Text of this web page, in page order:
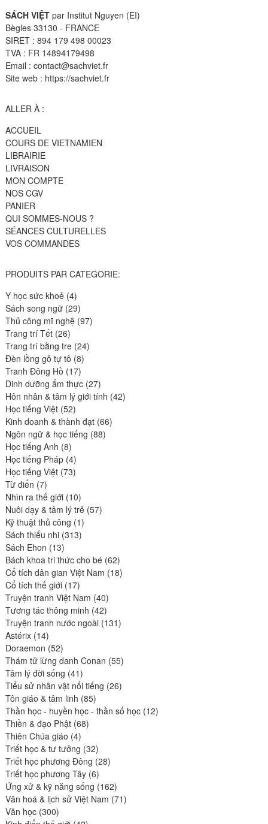
SÁCH VIỆTpar Institut Nguyen (EI)
Bègles 33130 - FRANCE
SIRET : 894 179 498 00023
TVA : FR 14894179498
Email : contact@sachviet.fr
Site web : https://sachviet.fr
ALLER À :
ACCUEIL
COURS DE VIETNAMIEN
LIBRAIRIE
LIVRAISON
MON COMPTE
NOS CGV
PANIER
QUI SOMMES-NOUS ?
SÉANCES CULTURELLES
VOS COMMANDES
PRODUITS PAR CATEGORIE:
Y học sức khoẻ 44
produits
Sách song ngữ 2929
produits
Thủ công mĩ nghệ 9797
Trang trí Tết 2626
produits
Trang trí bằng tre 2424
Đèn lồng gỗ tự tô 88
produits
Tranh Đông Hồ 1717
produits
Dinh dưỡng ẩm thực 2727
produits
Hôn nhân & tâm lý giới tính 4242
Học tiếng Việt 5252
produits
Kinh doanh & thành đạt 6666
Ngôn ngữ & học tiếng 8888
Học tiếng Anh 88
produits
Học tiếng Pháp 44
produits
Học tiếng Việt 7373
Từ điển 77
produits
Nhìn ra thế giới 1010
produits
Nuôi dạy & tâm lý trẻ 5757
Kỹ thuật thủ công 11
produit
Sách thiếu nhi 313313
Sách Ehon 1313
produits
Bách khoa tri thức cho bé 6262
produits
Cổ tích dân gian Việt Nam 1818
Cổ tích thế giới 1717
produits
Truyện tranh Việt Nam 4040
produits
Tương tác thông minh 4242
produits
Truyện tranh nước ngoài 131131
Astérix 1414
produits
Doraemon 5252
produits
Thám tử lừng danh Conan 5555
Tâm lý đời sống 4141
produits
Tiểu sử nhân vật nổi tiếng 2626
Tôn giáo & tâm linh 8585
produits
Thần học - huyền học - thần số học 1212
Thiền & đạo Phật 6868
Thiên Chúa giáo 44
produits
Triết học & tư tưởng 3232
produits
Triết học phương Đông 2828
Triết học phương Tây 66
produits
Ứng xử & kỹ năng sống 162162
produits
Văn hoá & lịch sử Việt Nam 7171
Văn học 300300